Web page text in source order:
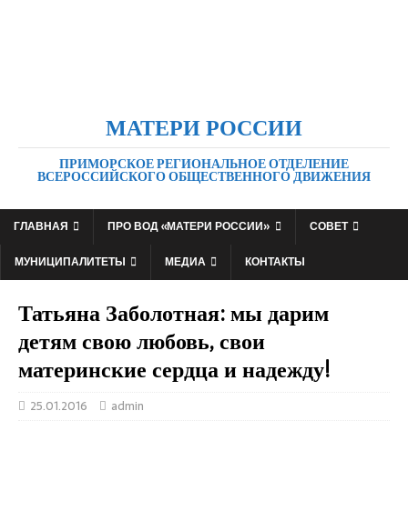
МАТЕРИ РОССИИ
ПРИМОРСКОЕ РЕГИОНАЛЬНОЕ ОТДЕЛЕНИЕ
ВСЕРОССИЙСКОГО ОБЩЕСТВЕННОГО ДВИЖЕНИЯ
ГЛАВНАЯ ПРО ВОД «МАТЕРИ РОССИИ»
СОВЕТ
МУНИЦИПАЛИТЕТЫ
МЕДИА КОНТАКТЫ
Татьяна Заболотная: мы дарим
детям свою любовь, свои
материнские сердца и надежду!
25.01.2016 admin